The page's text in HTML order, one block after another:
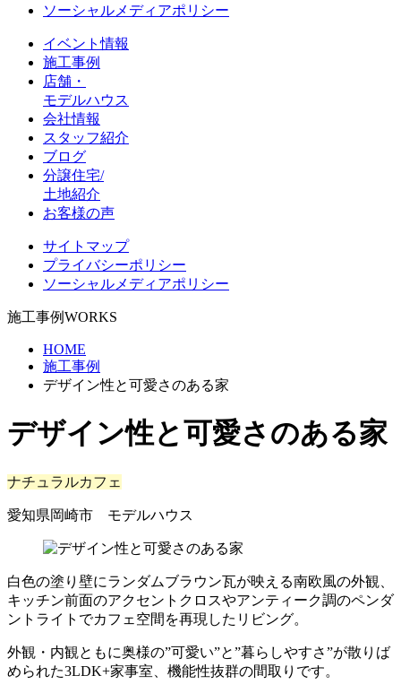
ソーシャルメディアポリシー
イベント情報
施工事例
店舗・
モデルハウス
会社情報
スタッフ紹介
ブログ
分譲住宅/
土地紹介
お客様の声
サイトマップ
プライバシーポリシー
ソーシャルメディアポリシー
施工事例WORKS
HOME
施工事例
デザイン性と可愛さのある家
デザイン性と可愛さのある家
ナチュラルカフェ
愛知県岡崎市 モデルハウス
白色の塗り壁にランダムブラウン瓦が映える南欧風の外観、
キッチン前面のアクセントクロスやアンティーク調のペンダ
ントライトでカフェ空間を再現したリビング。
外観・内観ともに奥様の”可愛い”と”暮らしやすさ”が散りば
められた3LDK+家事室、機能性抜群の間取りです。